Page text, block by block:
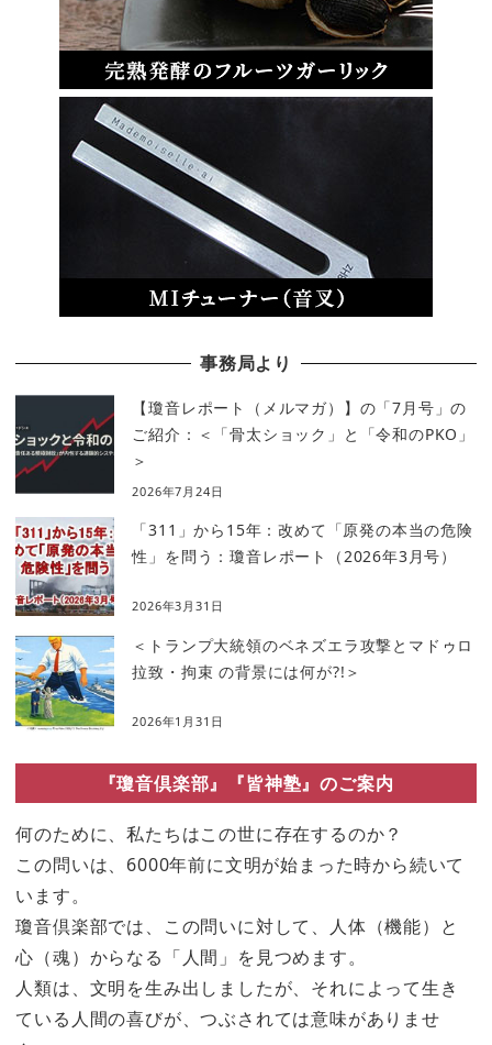
事務局より
【瓊音レポート（メルマガ）】の「7月号」の
ご紹介：＜「骨太ショック」と「令和のPKO」
＞
2026年7月24日
「311」から15年：改めて「原発の本当の危険
性」を問う：瓊音レポート（2026年3月号）
2026年3月31日
＜トランプ大統領のベネズエラ攻撃とマドゥロ
拉致・拘束 の背景には何が?!＞
2026年1月31日
『瓊音倶楽部』『皆神塾』のご案内
何のために、私たちはこの世に存在するのか？
この問いは、6000年前に文明が始まった時から続いて
います。
瓊音倶楽部では、この問いに対して、人体（機能）と
心（魂）からなる「人間」を見つめます。
人類は、文明を生み出しましたが、それによって生き
ている人間の喜びが、つぶされては意味がありませ